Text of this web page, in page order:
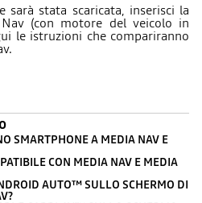
sarà stata scaricata, inserisci la
(con motore del veicolo in
le istruzioni che compariranno
SMARTPHONE A MEDIA NAV E
CON MEDIA NAV E MEDIA
AUTO™ SULLO SCHERMO DI